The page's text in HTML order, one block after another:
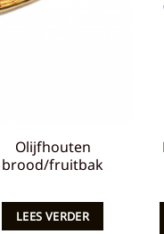
Olijfhouten
brood/fruitbak
LEES VERDER